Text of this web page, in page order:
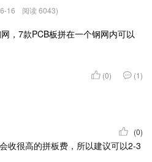
16 阅读 6043)
，7款PCB板拼在一个钢网内可以
(0) (1)
(0)
收很高的拼板费，所以建议可以2-3